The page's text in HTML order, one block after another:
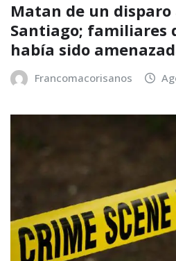
Matan de un disparo
Santiago; familiares
había sido
Francomacorisanos